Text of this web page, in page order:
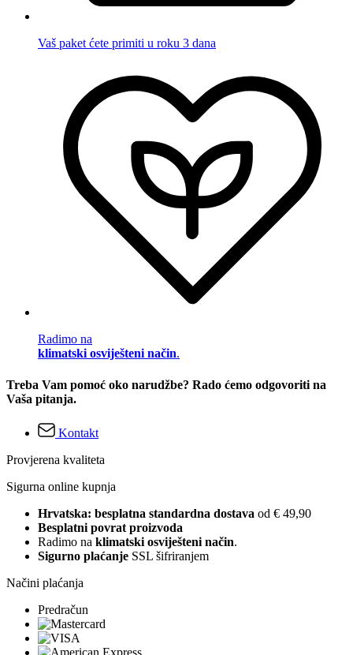
Vaš paket ćete primiti u roku 3 dana
Radimo na
klimatski osviješteni način.
Treba Vam pomoć oko narudžbe? Rado ćemo odgovoriti na
Vaša pitanja.
Kontakt
Provjerena kvaliteta
Sigurna online kupnja
Hrvatska: besplatna standardna dostava od € 49,90
Besplatni povrat proizvoda
Radimo na klimatski osviješteni način.
Sigurno plaćanje SSL šifriranjem
Načini plaćanja
Predračun